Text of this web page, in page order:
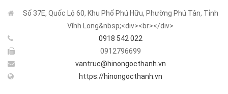
Số 37E, Quốc Lộ 60, Khu Phố Phú Hữu, Phường Phú Tân, Tỉnh
Vĩnh Long&nbsp;<div><br></div>
0918 542 022
0912796699
vantruc@hinongocthanh.vn
https://hinongocthanh.vn